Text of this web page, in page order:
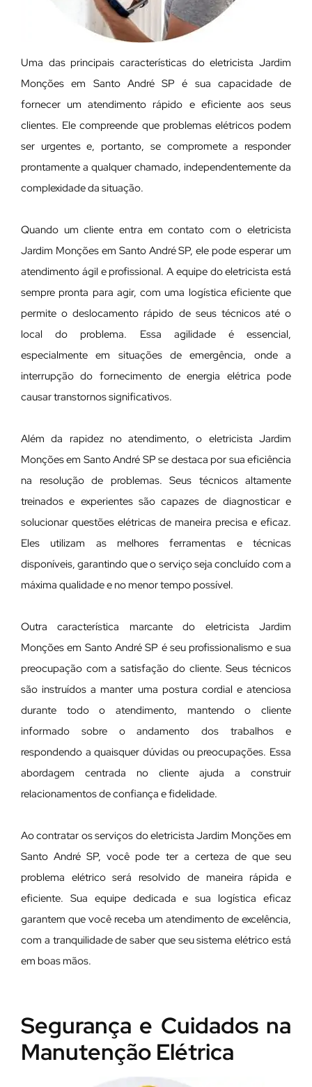
Uma das principais características do eletricista Jardim
Monções em Santo André SP é sua capacidade de
fornecer um atendimento rápido e eficiente aos seus
clientes. Ele compreende que problemas elétricos podem
ser urgentes e, portanto, se compromete a responder
prontamente a qualquer chamado, independentemente da
complexidade da situação.
Quando um cliente entra em contato com o eletricista
Jardim Monções em Santo André SP, ele pode esperar um
atendimento ágil e profissional. A equipe do eletricista está
sempre pronta para agir, com uma logística eficiente que
permite o deslocamento rápido de seus técnicos até o
local do problema. Essa agilidade é essencial,
especialmente em situações de emergência, onde a
interrupção do fornecimento de energia elétrica pode
causar transtornos significativos.
Além da rapidez no atendimento, o eletricista Jardim
Monções em Santo André SP se destaca por sua eficiência
na resolução de problemas. Seus técnicos altamente
treinados e experientes são capazes de diagnosticar e
solucionar questões elétricas de maneira precisa e eficaz.
Eles utilizam as melhores ferramentas e técnicas
disponíveis, garantindo que o serviço seja concluído com a
máxima qualidade e no menor tempo possível.
Outra característica marcante do eletricista Jardim
Monções em Santo André SP é seu profissionalismo e sua
preocupação com a satisfação do cliente. Seus técnicos
são instruídos a manter uma postura cordial e atenciosa
durante todo o atendimento, mantendo o cliente
informado sobre o andamento dos trabalhos e
respondendo a quaisquer dúvidas ou preocupações. Essa
abordagem centrada no cliente ajuda a construir
relacionamentos de confiança e fidelidade.
Ao contratar os serviços do eletricista Jardim Monções em
Santo André SP, você pode ter a certeza de que seu
problema elétrico será resolvido de maneira rápida e
eficiente. Sua equipe dedicada e sua logística eficaz
garantem que você receba um atendimento de excelência,
com a tranquilidade de saber que seu sistema elétrico está
em boas mãos.
Segurança e Cuidados na
Manutenção Elétrica